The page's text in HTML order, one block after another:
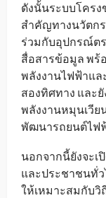
ดังนั้นระบบโครง
สำคัญทางนวัตก
ร่วมกับอุปกรณ์ต
สื่อสารข้อมูล พร้
พลังงานไฟฟ้าแล
สองทิศทาง และ
พลังงานหมุนเวีย
พัฒนารถยนต์ไฟ
นอกจากนี้ยังจะเ
และประชาชนทั่
ให้เหมาะสมกับ